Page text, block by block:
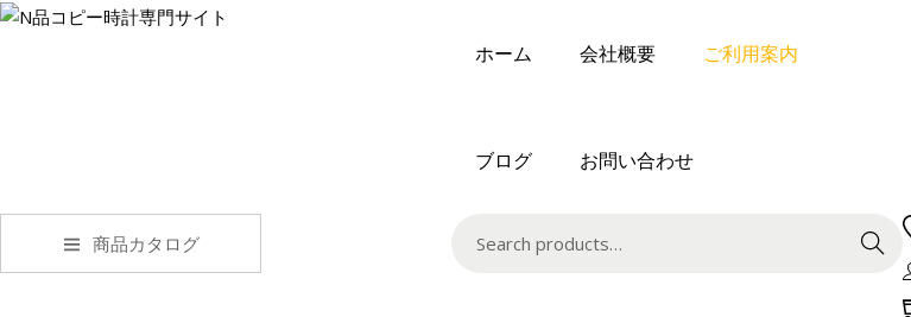
ホーム 会社概要 ご利用案内
ブログ お問い合わせ
商品カタログ Search